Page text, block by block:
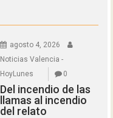
agosto 4, 2026
Noticias Valencia -
HoyLunes
0
Del incendio de las
llamas al incendio
del relato